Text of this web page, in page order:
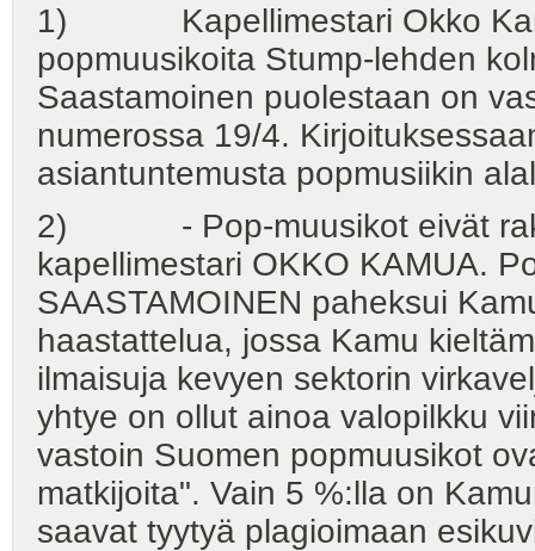
1) Kapellimestari Okko
popmuusikoita Stump-lehden
Saastamoinen puolestaan on
numerossa 19/4.
asiantuntemusta popmusiikin
2) - Pop-muusikot eivät
kapellimestari OKKO KAMUA.
SAASTAMOINEN paheksui
haastattelua, jossa Kamu
ilmaisuja kevyen sektorin
yhtye on ollut ainoa valopilkku
vastoin Suomen popmuusikot
matkijoita". Vain 5 %:lla on
saavat tyytyä plagioimaan